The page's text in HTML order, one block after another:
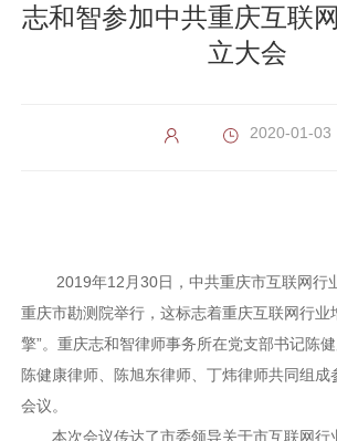
志和智参加中共重庆互联
立大会
2020-01-03
2019年12月30日，中共重庆市互联网行
重庆市勘测院举行，这标志着重庆互联网行业
擎”。重庆志和智律师事务所在党支部书记陈
陈健康律师、陈旭东律师、丁炜律师共同组成
会议。
本次会议传达了市委领导关于市互联网行